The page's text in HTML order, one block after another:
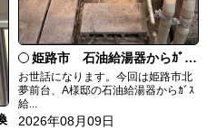
姫路市 石油給湯器からｶﾞｽ給湯器へ取替
お世話になります。今回は姫路市北
夢前台、A様邸の石油給湯器からｶﾞｽ
給...
2026年08月09日